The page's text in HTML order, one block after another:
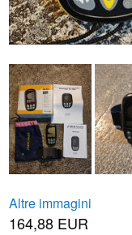
Altre immagini
164,88 EUR